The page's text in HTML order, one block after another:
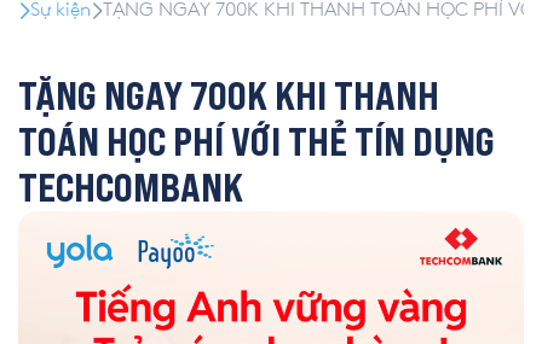
Sự kiện TẶNG NGAY 700K KHI THANH TOÁN HỌC PHÍ
TẶNG NGAY 700K KHI THANH
TOÁN HỌC PHÍ VỚI THẺ TÍN DỤNG
TECHCOMBANK